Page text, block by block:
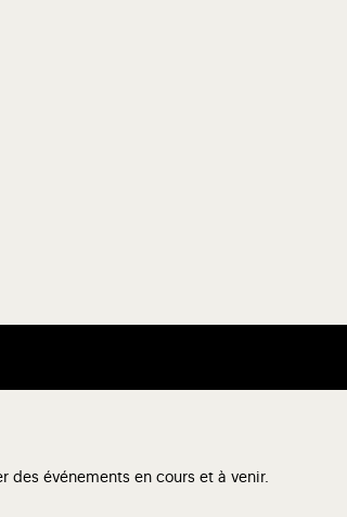
des événements en cours et à venir.